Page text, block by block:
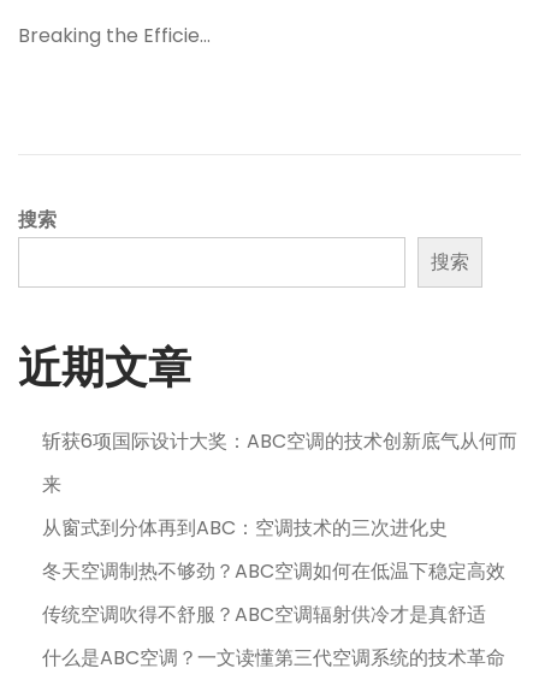
2
2
Breaking the Efficie…
搜索
搜索
近期文章
斩获6项国际设计大奖：ABC空调的技术创新底气从何而
来
从窗式到分体再到ABC：空调技术的三次进化史
冬天空调制热不够劲？ABC空调如何在低温下稳定高效
传统空调吹得不舒服？ABC空调辐射供冷才是真舒适
什么是ABC空调？一文读懂第三代空调系统的技术革命